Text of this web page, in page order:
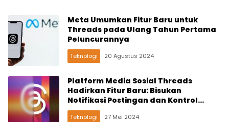
Meta Umumkan Fitur Baru untuk
Threads pada Ulang Tahun Pertama
Peluncurannya
Teknologi 20 Agustus 2024
Platform Media Sosial Threads
Hadirkan Fitur Baru: Bisukan
Notifikasi Postingan dan Kontrol
Kutipan
Teknologi 27 Mei 2024